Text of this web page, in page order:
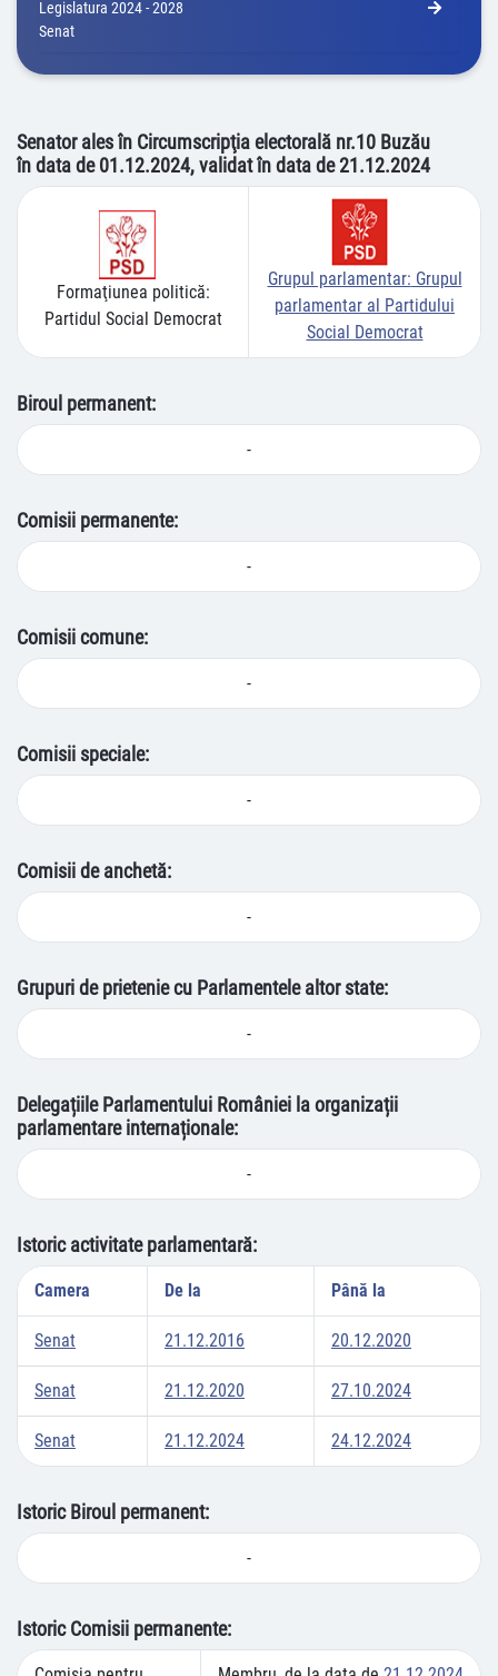
Legislatura 2024 - 2028
Senat
Senator ales în Circumscripţia electorală nr.10 Buzău
în data de 01.12.2024, validat în data de 21.12.2024
Formaţiunea politică:
Partidul Social Democrat
Grupul parlamentar: Grupul
parlamentar al Partidului
Social Democrat
Biroul permanent:
-
Comisii permanente:
-
Comisii comune:
-
Comisii speciale:
-
Comisii de anchetă:
-
Grupuri de prietenie cu Parlamentele altor state:
-
Delegațiile Parlamentului României la organizații
parlamentare internaționale:
-
Istoric activitate parlamentară:
Camera De la Până la
Senat 21.12.2016 20.12.2020
Senat 21.12.2020 27.10.2024
Senat 21.12.2024 24.12.2024
Istoric Biroul permanent:
-
Istoric Comisii permanente: